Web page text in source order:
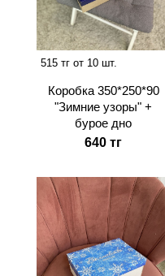
515 тг от 10 шт.
Коробка 350*250*90
"Зимние узоры" +
бурое дно
640 тг